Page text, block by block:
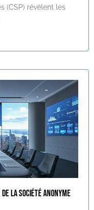
(CSP) révèlent les
la société anonyme